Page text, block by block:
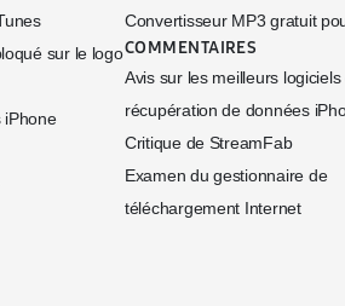
sur le logo
iPhone
Convertisseur MP3 gratuit
COMMENTAIRES
Avis sur les meilleurs logiciels
récupération de données
Critique de StreamFab
Examen du gestionnaire de
téléchargement Internet